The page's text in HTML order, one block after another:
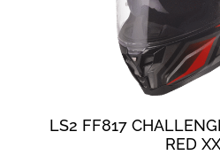
LS2 FF817
RED